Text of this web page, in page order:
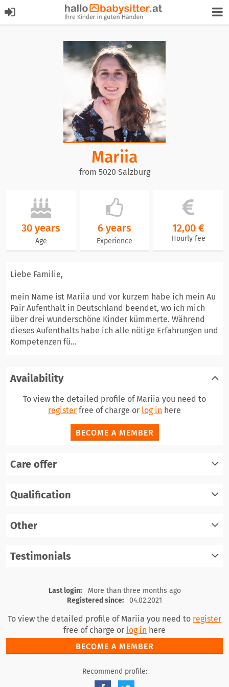
Mariia
from 5020 Salzburg
30 years
Age
6 years
Experience
12,00 €
Hourly fee
Liebe Familie,
mein Name ist Mariia und vor kurzem habe ich mein Au
Pair Aufenthalt in Deutschland beendet, wo ich mich
über drei wunderschöne Kinder kümmerte. Während
dieses Aufenthalts habe ich alle nötige Erfahrungen und
Kompetenzen fü...
Availability
To view the detailed profile of Mariia you need to
register free of charge or log in here
BECOME A MEMBER
Care offer
register
Qualification
Other
register
Testimonials
register log in
Last login:
More than three months ago
Registered since:
04.02.2021
To view the detailed profile of Mariia you need to register
free of charge or log in here
BECOME A MEMBER
Recommend profile: